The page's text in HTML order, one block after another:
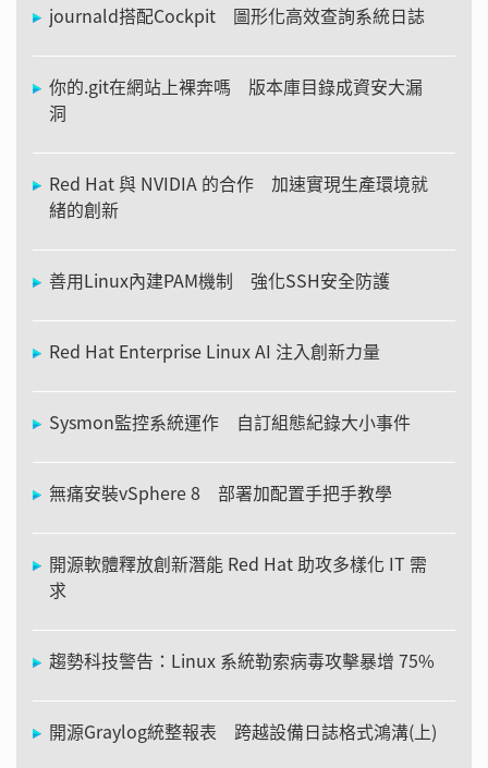
journald搭配Cockpit 圖形化高效查詢系統日誌
你的.git在網站上裸奔嗎 版本庫目錄成資安大漏
洞
Red Hat 與 NVIDIA 的合作 加速實現生產環境就
緒的創新
善用Linux內建PAM機制 強化SSH安全防護
Red Hat Enterprise Linux AI 注入創新力量
Sysmon監控系統運作 自訂組態紀錄大小事件
無痛安裝vSphere 8 部署加配置手把手教學
開源軟體釋放創新潛能 Red Hat 助攻多樣化 IT 需
求
趨勢科技警告：Linux 系統勒索病毒攻擊暴增 75%
開源Graylog統整報表 跨越設備日誌格式鴻溝(上)